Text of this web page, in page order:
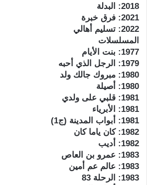
2018: البدلة
2021: فرق خبرة
2022: تسليم أهالي
المسلسلات
1977: بنت الأيام
1979: الرجل الذي أحبه
1980: مبروك جالك ولد
1980: أصيلة
1981: قلبي على ولدي
1981: الأبرياء
1981: أبواب المدينة (ج1)
1982: كان ياما كان
1982: أديب
1983: عمرو بن العاص
1983: عالم عم أمين
1983: الرحلة 83